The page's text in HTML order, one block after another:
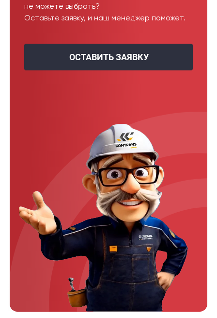
не можете выбрать?
Оставьте заявку, и наш менеджер поможет.
ОСТАВИТЬ ЗАЯВКУ